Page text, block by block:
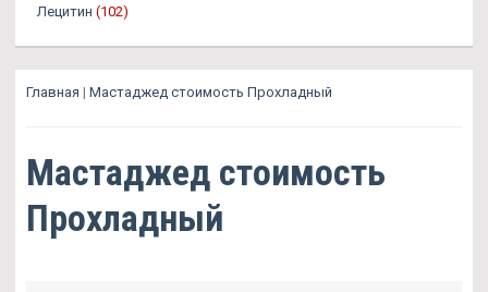
Лецитин (102)
Главная | Мастаджед стоимость Прохладный
Мастаджед стоимость
Прохладный